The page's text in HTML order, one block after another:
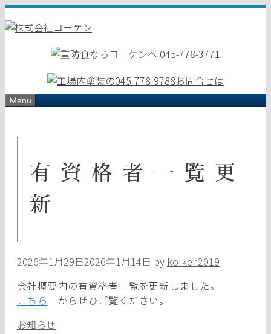
コ
ン
スMenu
有資格者一覧更
新
2026年1月29日2026年1月14日 by ko-ken2019
会社概要内の有資格者一覧を更新しました。
こちら
からぜひご覧ください。
カ
お知らせ